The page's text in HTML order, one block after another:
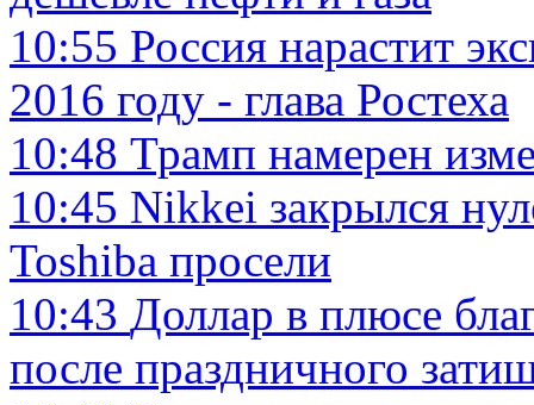
10:55 Россия нарастит
2016 году - глава Ростеха
10:48 Трамп намерен
10:45 Nikkei закрылся
Toshiba просели
10:43 Доллар в плюсе
после праздничного